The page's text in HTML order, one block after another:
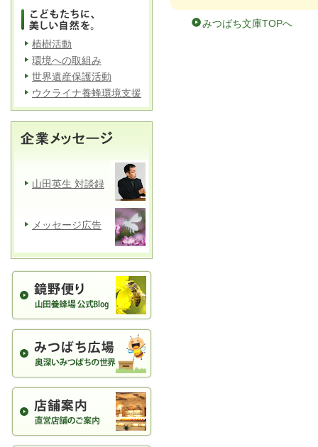
みつばち文庫TOPへ
植樹活動
環境への取組み
世界遺産保護活動
ウクライナ養蜂環境支援
山田英生 対談録
メッセージ広告